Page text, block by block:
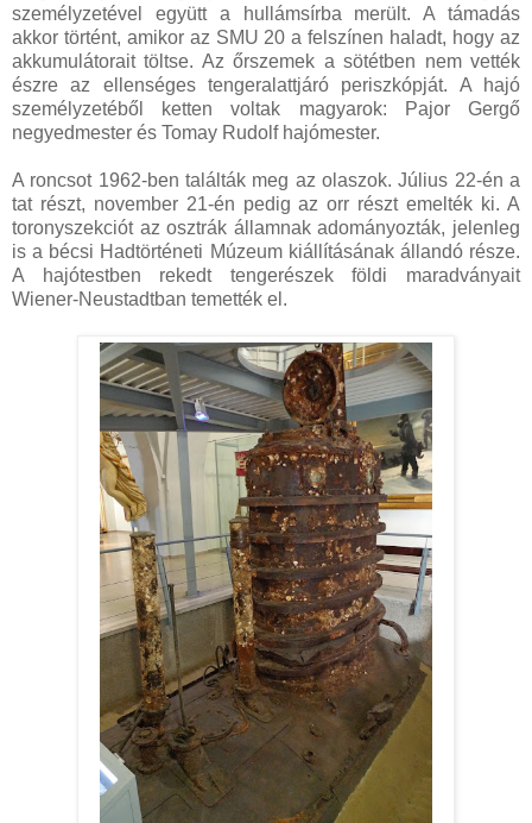
személyzetével együtt a hullámsírba merült. A támadás
akkor történt, amikor az SMU 20 a felszínen haladt, hogy az
akkumulátorait töltse. Az őrszemek a sötétben nem vették
észre az ellenséges tengeralattjáró periszkópját. A hajó
személyzetéből ketten voltak magyarok: Pajor Gergő
negyedmester és Tomay Rudolf hajómester.
A roncsot 1962-ben találták meg az olaszok. Július 22-én a
tat részt, november 21-én pedig az orr részt emelték ki. A
toronyszekciót az osztrák államnak adományozták, jelenleg
is a bécsi Hadtörténeti Múzeum kiállításának állandó része.
A hajótestben rekedt tengerészek földi maradványait
Wiener-Neustadtban temették el.